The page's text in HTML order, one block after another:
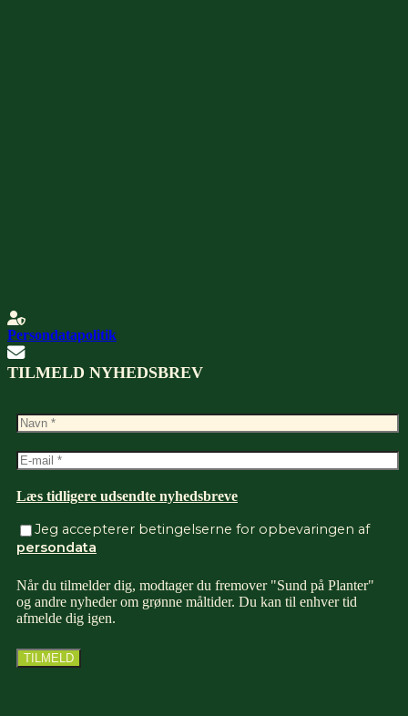
Persondatapolitik
TILMELD NYHEDSBREV
Læs tidligere udsendte nyhedsbreve
Jeg accepterer betingelserne for opbevaringen af
persondata
Når du tilmelder dig, modtager du fremover "Sund på Planter"
og andre nyheder om grønne måltider. Du kan til enhver tid
afmelde dig igen.